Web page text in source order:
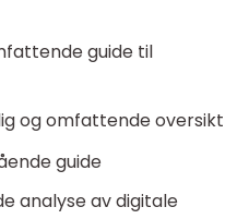
guide til
og omfattende oversikt
guide
analyse av digitale